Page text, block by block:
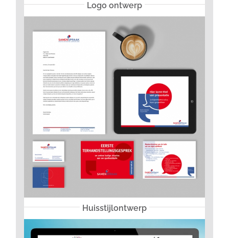
Logo ontwerp
Huisstijlontwerp